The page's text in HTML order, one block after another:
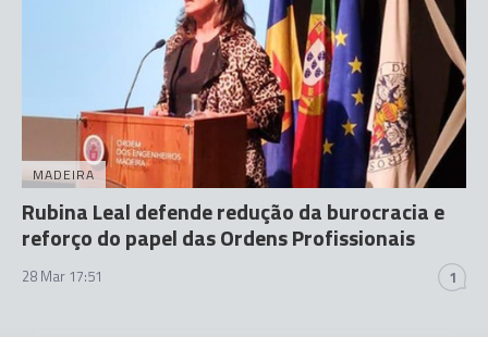
MADEIRA
Rubina Leal defende redução da burocracia e
reforço do papel das Ordens Profissionais
28 Mar 17:51 1